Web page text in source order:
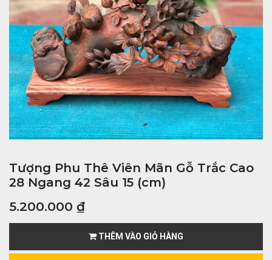
Tượng Phu Thê Viên Mãn Gỗ Trắc Cao
28 Ngang 42 Sâu 15 (cm)
5.200.000 ₫
THÊM VÀO GIỎ HÀNG